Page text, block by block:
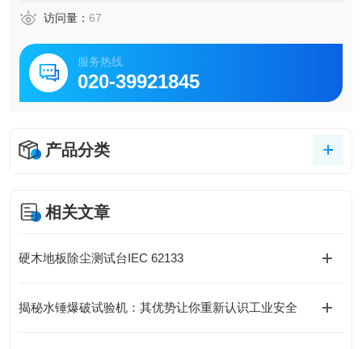
访问量： 67
服务热线
020-39921845
产品分类
相关文章
硬木地板除尘测试台IEC 62133
揭秘水锤爆破试验机：其优势让你重新认识工业安全